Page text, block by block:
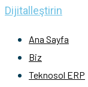
Ana Sayfa
Biz
Teknosol ERP